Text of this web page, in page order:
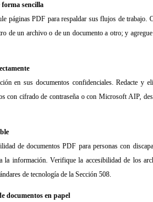
sencilla
páginas PDF para respaldar sus flujos de trabajo.
de un archivo o de un documento a otro; y
en sus documentos confidenciales. Redacte y
con cifrado de contraseña o con Microsoft AIP,
de documentos PDF para personas con
la información. Verifique la accesibilidad de los
de tecnología de la Sección 508.
documentos en papel